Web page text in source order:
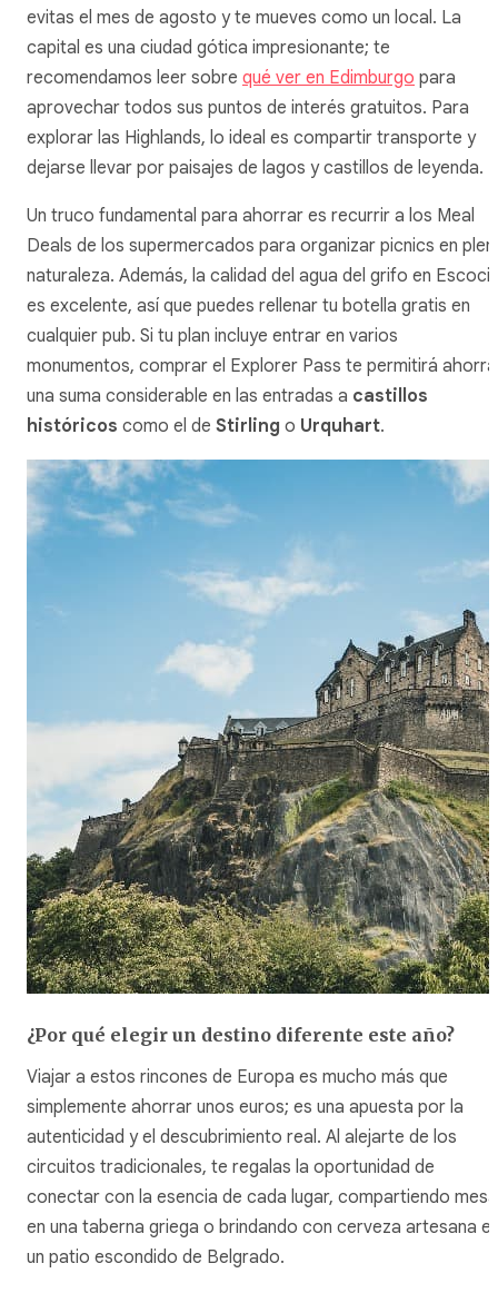
evitas el mes de agosto y te mueves como un local. La
capital es una ciudad gótica impresionante; te
recomendamos leer sobre qué ver en Edimburgo para
aprovechar todos sus puntos de interés gratuitos. Para
explorar las Highlands, lo ideal es compartir transporte y
dejarse llevar por paisajes de lagos y castillos de leyenda.
Un truco fundamental para ahorrar es recurrir a los Meal
Deals de los supermercados para organizar picnics en
naturaleza. Además, la calidad del agua del grifo en
es excelente, así que puedes rellenar tu botella gratis en
cualquier pub. Si tu plan incluye entrar en varios
monumentos, comprar el Explorer Pass te permitirá
una suma considerable en las entradas a castillos
históricos como el de Stirling o Urquhart.
¿Por qué elegir un destino diferente este año?
Viajar a estos rincones de Europa es mucho más que
simplemente ahorrar unos euros; es una apuesta por la
autenticidad y el descubrimiento real. Al alejarte de los
circuitos tradicionales, te regalas la oportunidad de
conectar con la esencia de cada lugar, compartiendo mesa
en una taberna griega o brindando con cerveza artesana
un patio escondido de Belgrado.